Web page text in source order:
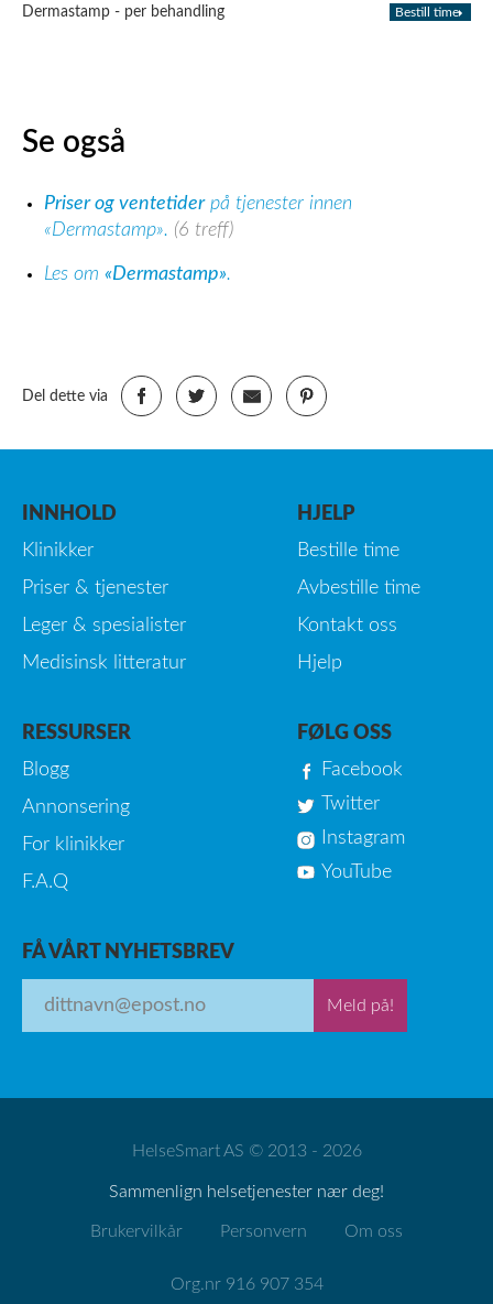
Dermastamp - per behandling Bestill time
Se også
Priser og ventetiderpå tjenester innen
«Dermastamp». (6 treff)
Les om «Dermastamp».
Del dette via
INNHOLD
Klinikker
Priser & tjenester
Leger & spesialister
Medisinsk litteratur
HJELP
Bestille time
Avbestille time
Kontakt oss
Hjelp
RESSURSER
Blogg
Annonsering
For klinikker
F.A.Q
FØLG OSS
Facebook
Twitter
Instagram
YouTube
FÅ VÅRT NYHETSBREV
Meld på!
HelseSmart AS © 2013 - 2026
Sammenlign helsetjenester nær deg!
Brukervilkår Personvern Om oss
Org.nr 916 907 354